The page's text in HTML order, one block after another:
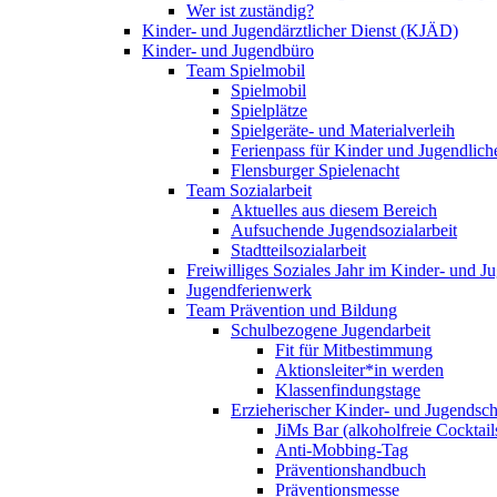
Wer ist zuständig?
Kinder- und Jugendärztlicher Dienst (KJÄD)
Kinder- und Jugendbüro
Team Spielmobil
Spielmobil
Spielplätze
Spielgeräte- und Materialverleih
Ferienpass für Kinder und
Flensburger Spielenacht
Team Sozialarbeit
Aktuelles aus diesem Bereich
Aufsuchende Jugendsozialarbeit
Stadtteilsozialarbeit
Freiwilliges Soziales Jahr im Kinder- und
Jugendferienwerk
Team Prävention und Bildung
Schulbezogene Jugendarbeit
Fit für Mitbestimmung
Aktionsleiter*in werden
Klassenfindungstage
Erzieherischer Kinder- und
JiMs Bar (alkoholfreie
Anti-Mobbing-Tag
Präventionshandbuch
Präventionsmesse